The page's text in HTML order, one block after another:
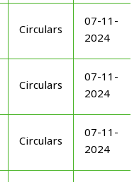
Circulars
07-11-
2024
Circulars
07-11-
2024
Circulars
07-11-
2024